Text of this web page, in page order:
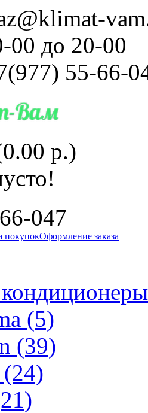
до 20-00
55-66-
р.)
047
покупокОформление заказа
(5)
(39)